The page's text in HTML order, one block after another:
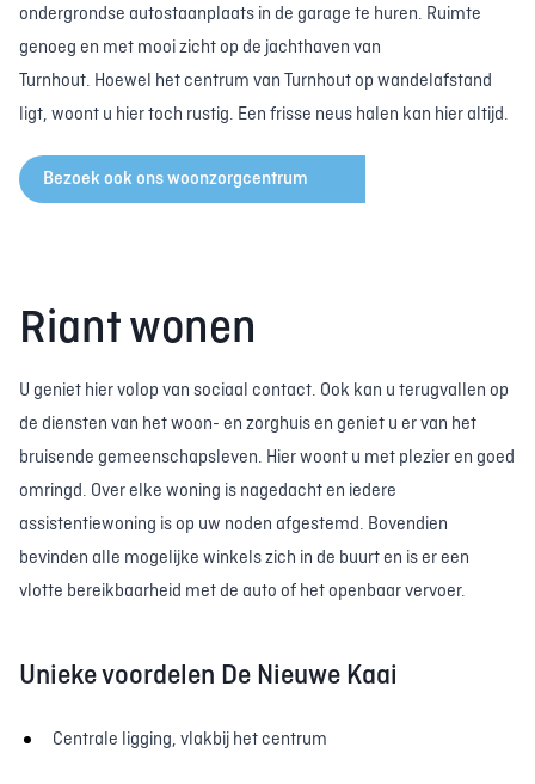
ondergrondse autostaanplaats in de garage te huren. Ruimte
genoeg en met mooi zicht op de jachthaven van
Turnhout. Hoewel het centrum van Turnhout op wandelafstand
ligt, woont u hier toch rustig. Een frisse neus halen kan hier altijd.
Bezoek ook ons woonzorgcentrum
Riant wonen
U geniet hier volop van sociaal contact. Ook kan u terugvallen op
de diensten van het woon- en zorghuis en geniet u er van het
bruisende gemeenschapsleven. Hier woont u met plezier en goed
omringd. Over elke woning is nagedacht en iedere
assistentiewoning is op uw noden afgestemd. Bovendien
bevinden alle mogelijke winkels zich in de buurt en is er een
vlotte bereikbaarheid met de auto of het openbaar vervoer.
Unieke voordelen De Nieuwe Kaai
Centrale ligging, vlakbij het centrum